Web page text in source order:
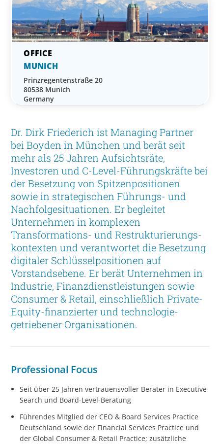
Dr. Dirk Friederich ist Managing Partner
bei Boyden in München und berät seit
mehr als 25 Jahren Aufsichtsräte,
Investoren und C-Level-Führungskräfte bei
der Besetzung von Spitzenpositionen
sowie in strategischen Führungs- und
Nachfolgesituationen. Er begleitet
Unternehmen in komplexen
Transformations- und Restrukturierungs-
kontexten und verantwortet die Besetzung
digitaler Schlüsselpositionen auf
Vorstandsebene. Er berät Unternehmen in
Industrie, Finanzdienstleistungen sowie
Consumer & Retail, einschließlich Private-
Equity-finanzierter und technologie-
getriebener Organisationen.
Professional Focus
Seit über 25 Jahren vertrauensvoller Berater in Executive
Search und Board-Level-Beratung
Führendes Mitglied der CEO & Board Services Practice
Deutschland sowie der Financial Services Practice und
der Global Consumer & Retail Practice; zusätzliche
MUNICH
Prinzregentenstraße 20
80538 Munich
Germany